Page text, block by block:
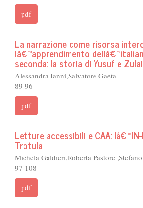
pdf
La narrazione come risorsa
lâ€™apprendimento
seconda: la storia di Yusuf e
Alessandra Ianni,Salvatore Gaeta
89-96
pdf
Letture accessibili e CAA:
Trotula
Michela Galdieri,Roberta Pastore
97-108
pdf